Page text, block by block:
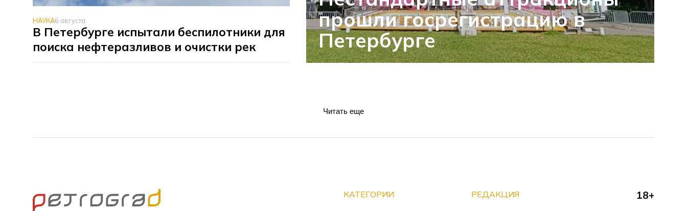
НАУКА6 августа
В Петербурге испытали беспилотники для
поиска нефтеразливов и очистки рек
прошли госрегистрацию в
Петербурге
Читать еще
КАТЕГОРИИ РЕДАКЦИЯ 18+